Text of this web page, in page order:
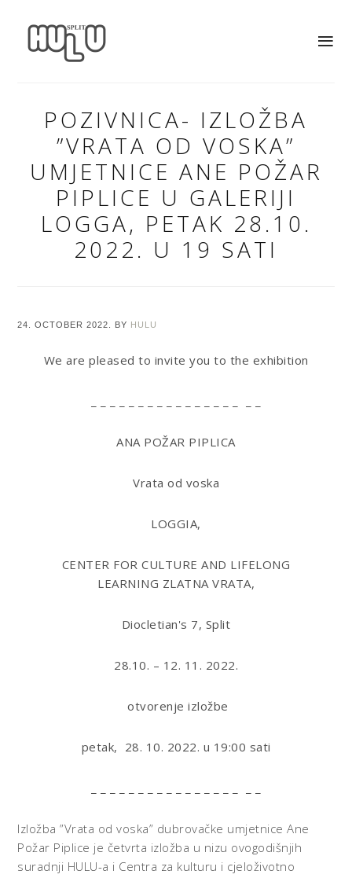
POZIVNICA- IZLOŽBA
”VRATA OD VOSKA”
UMJETNICE ANE POŽAR
PIPLICE U GALERIJI
LOGGA, PETAK 28.10.
2022. U 19 SATI
24. OCTOBER 2022. BY HULU
We are pleased to invite you to the exhibition
ANA POŽAR PIPLICA
Vrata od voska
LOGGIA,
CENTER FOR CULTURE AND LIFELONG
LEARNING ZLATNA VRATA,
Diocletian's 7, Split
28.10. – 12. 11. 2022.
otvorenje izložbe
petak, 28. 10. 2022. u 19:00 sati
Izložba ”Vrata od voska” dubrovačke umjetnice Ane
Požar Piplice je četvrta izložba u nizu ovogodišnjih
suradnji HULU-a i Centra za kulturu i cjeloživotno